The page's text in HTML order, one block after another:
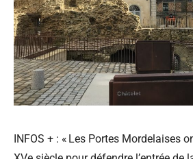
INFOS + : « Les Portes Mordelaises